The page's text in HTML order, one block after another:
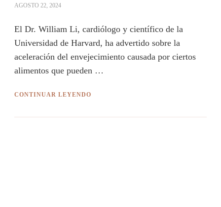
AGOSTO 22, 2024
El Dr. William Li, cardiólogo y científico de la
Universidad de Harvard, ha advertido sobre la
aceleración del envejecimiento causada por ciertos
alimentos que pueden …
CONTINUAR LEYENDO